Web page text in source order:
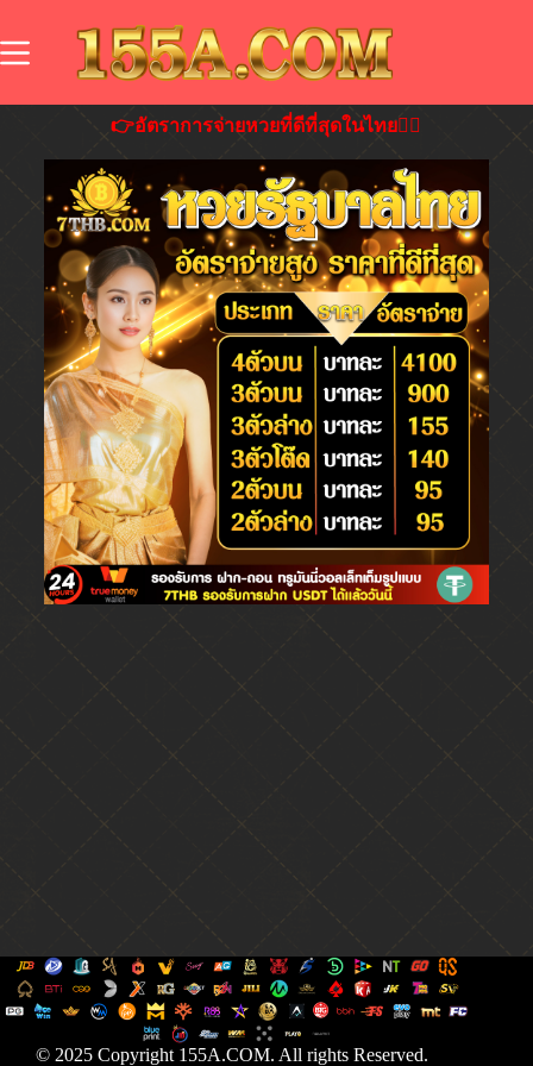
👉อัตราการจ่ายหวยที่ดีที่สุดในไทย👍🏻
© 2025 Copyright 155A.COM. All rights Reserved.